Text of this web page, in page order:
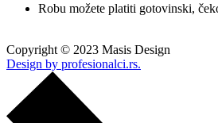
Robu možete platiti gotovinski,
Copyright © 2023 Masis Design
Design by profesionalci.rs.